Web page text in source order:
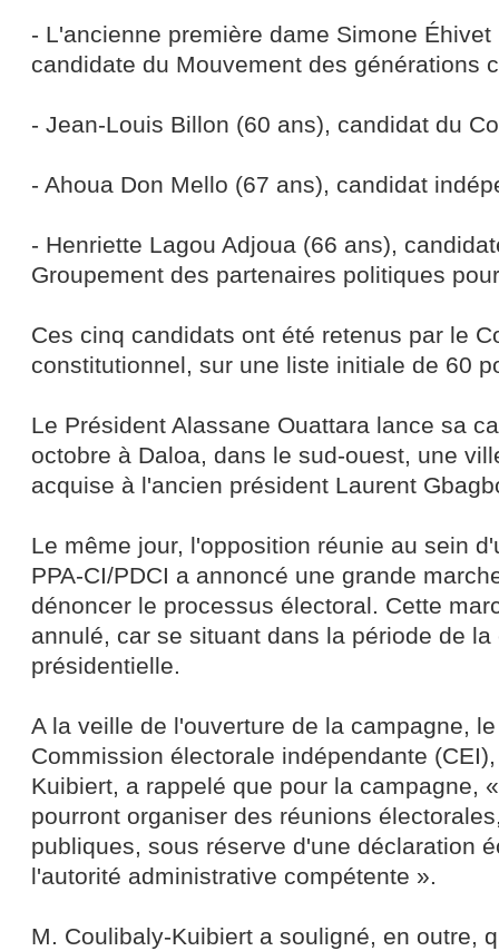
- L'ancienne première dame Simone
candidate du Mouvement des générations
- Jean-Louis Billon (60 ans), candidat du
- Ahoua Don Mello (67 ans), candidat
- Henriette Lagou Adjoua (66 ans),
Groupement des partenaires politiques
Ces cinq candidats ont été retenus par le
constitutionnel, sur une liste initiale de 60
Le Président Alassane Ouattara lance sa
octobre à Daloa, dans le sud-ouest, une
acquise à l'ancien président Laurent
Le même jour, l'opposition réunie au sein
PPA-CI/PDCI a annoncé une grande
dénoncer le processus électoral. Cette
annulé, car se situant dans la période de la
présidentielle.
A la veille de l'ouverture de la campagne,
Commission électorale indépendante
Kuibiert, a rappelé que pour la campagne,
pourront organiser des réunions
publiques, sous réserve d'une déclaration
l'autorité administrative compétente ».
M. Coulibaly-Kuibiert a souligné, en outre,